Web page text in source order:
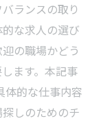
ランスの取り
な求人の選び
の職場かどう
ます。本記事
体的な仕事内容
しのためのチ